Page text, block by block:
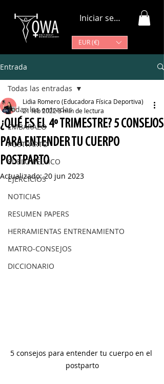
EUR (€)
Iniciar sesión
Entrada
Todas las entradas
EMBARAZO
POSTPARTO
SUELO PÉLVICO
EJERCICIOS
NOTICIAS
RESUMEN PAPERS
HERRAMIENTAS ENTRENAMIENTO
MATRO-CONSEJOS
DICCIONARIO
Todas las entradas
¿QUÉ ES EL 4º TRIMESTRE? 5 CONSEJOS
PARA ENTENDER TU CUERPO
POSTPARTO
Lidia Romero (Educadora Física Deportiva)
21 feb 20223 min de lectura
Actualizado:20 jun 2023
5 consejos para entender tu cuerpo en el
postparto